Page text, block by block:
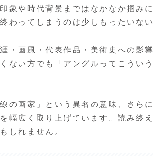
象や時代背景まではなかなか掴み
わってしまうのは少しもったいな
・画風・代表作品・美術史への影
ない方でも「アングルってこうい
の画家」という異名の意味、さら
幅広く取り上げています。読み終
しれません。